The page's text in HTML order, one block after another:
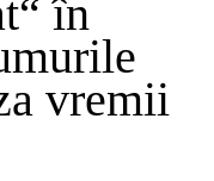
în
vremii